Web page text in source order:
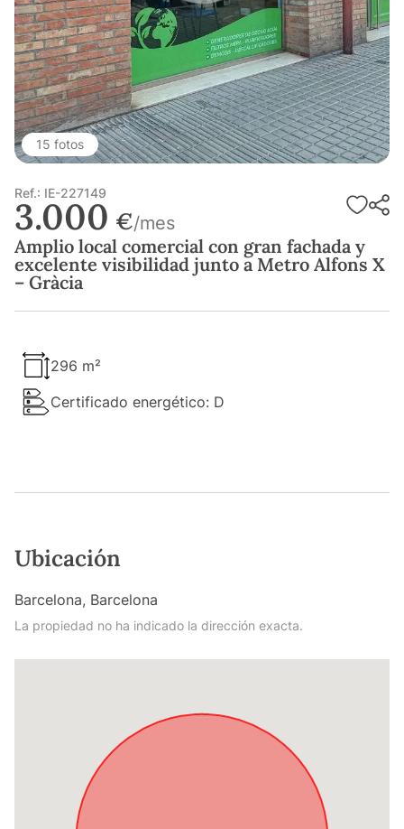
15 fotos
Ref.: IE-227149
3.000 €/mes
Amplio local comercial con gran fachada y
excelente visibilidad junto a Metro Alfons X
– Gràcia
296 m²
Certificado energético: D
Ubicación
Barcelona, Barcelona
La propiedad no ha indicado la dirección exacta.